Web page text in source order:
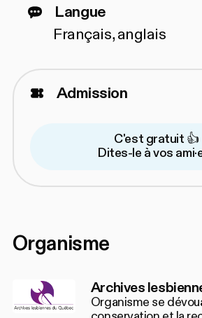
Langue
Français, anglais
Admission
C'est gratuit 👍
Dites-le à vos
Organisme
Archives
Organisme se